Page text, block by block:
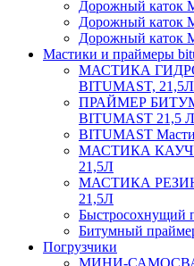
Дорожный каток
Дорожный каток
Дорожный каток
Мастики и праймеры
МАСТИКА
BITUMAST, 21,5Л
ПРАЙМЕР
BITUMAST 21,5
BITUMAST
МАСТИКА
21,5Л
МАСТИКА
21,5Л
Быстросохнущий
Битумный
Погрузчики
МИНИ-